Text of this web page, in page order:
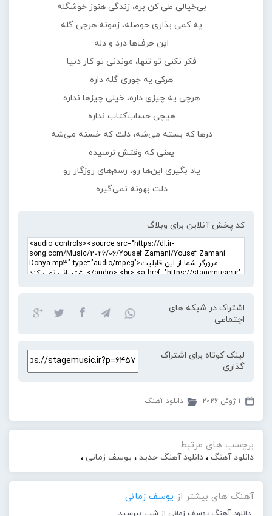
بی‌خیالی طی کن بره، زندگی هنوز خوشگله
یه کمی بذاری حوصله، زمونه هرچی گله
این حرف‌ها درد و دله
فکر نکنی تو تنها، موندنی تو کار دنیا
هرکی یه جوری گله داره
هرچی یه چیزی داره، خیلی چیزها نداره
هیچی حساب‌کتاب نداره
درها که بسته می‌شه، دلت که خسته می‌شه
یعنی که وقتش نرسیده
یاد بگیری این‌ها رو، رسم‌های روزگار رو
دلت بهونه نمی‌گیره
کد پخش آنلاین برای وبلاگ
اشتراک در شبکه های
اجتماعی
لینک کوتاه برای اشتراک
گذاری
1 ژوئن 2026 دانلود آهنگ
برچسب های مرتبط
دانلود آهنگ ، دانلود آهنگ جدید ، یوسف زمانی ،
آهنگ های بیشتر از یوسف زمانی
دانلود آهنگ یوسف زمانی از شب بپرسید